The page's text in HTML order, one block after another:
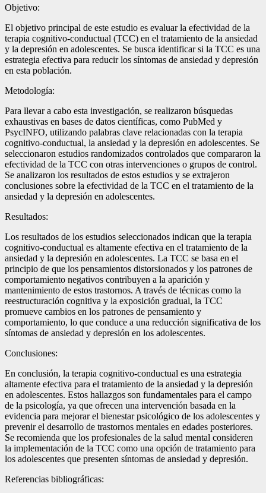
Objetivo:
El objetivo principal de este estudio es evaluar la efectividad de la
terapia cognitivo-conductual (TCC) en el tratamiento de la ansiedad
y la depresión en adolescentes. Se busca identificar si la TCC es una
estrategia efectiva para reducir los síntomas de ansiedad y depresión
en esta población.
Metodología:
Para llevar a cabo esta investigación, se realizaron búsquedas
exhaustivas en bases de datos científicas, como PubMed y
PsycINFO, utilizando palabras clave relacionadas con la terapia
cognitivo-conductual, la ansiedad y la depresión en adolescentes. Se
seleccionaron estudios randomizados controlados que compararon la
efectividad de la TCC con otras intervenciones o grupos de control.
Se analizaron los resultados de estos estudios y se extrajeron
conclusiones sobre la efectividad de la TCC en el tratamiento de la
ansiedad y la depresión en adolescentes.
Resultados:
Los resultados de los estudios seleccionados indican que la terapia
cognitivo-conductual es altamente efectiva en el tratamiento de la
ansiedad y la depresión en adolescentes. La TCC se basa en el
principio de que los pensamientos distorsionados y los patrones de
comportamiento negativos contribuyen a la aparición y
mantenimiento de estos trastornos. A través de técnicas como la
reestructuración cognitiva y la exposición gradual, la TCC
promueve cambios en los patrones de pensamiento y
comportamiento, lo que conduce a una reducción significativa de los
síntomas de ansiedad y depresión en los adolescentes.
Conclusiones:
En conclusión, la terapia cognitivo-conductual es una estrategia
altamente efectiva para el tratamiento de la ansiedad y la depresión
en adolescentes. Estos hallazgos son fundamentales para el campo
de la psicología, ya que ofrecen una intervención basada en la
evidencia para mejorar el bienestar psicológico de los adolescentes y
prevenir el desarrollo de trastornos mentales en edades posteriores.
Se recomienda que los profesionales de la salud mental consideren
la implementación de la TCC como una opción de tratamiento para
los adolescentes que presenten síntomas de ansiedad y depresión.
Referencias bibliográficas: